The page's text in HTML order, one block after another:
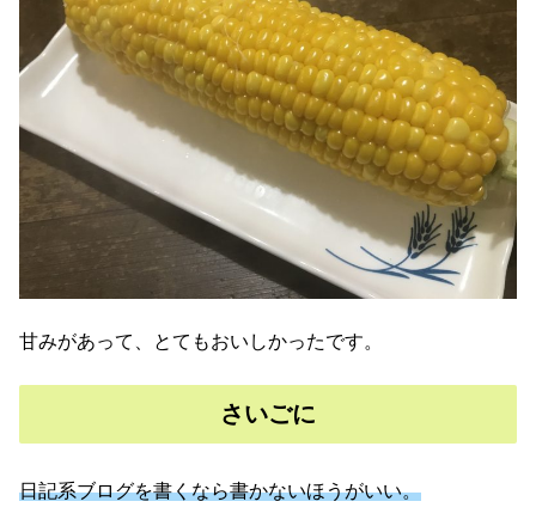
甘みがあって、とてもおいしかったです。
さいごに
日記系ブログを書くなら書かないほうがいい。